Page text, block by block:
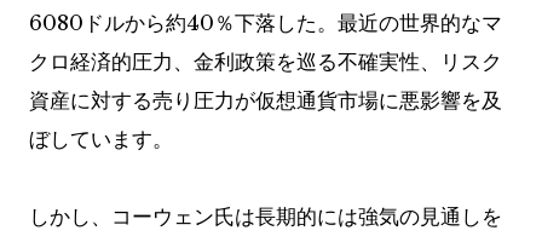
6080ドルから約40％下落した。最近の世界的なマ
クロ経済的圧力、金利政策を巡る不確実性、リスク
資産に対する売り圧力が仮想通貨市場に悪影響を及
ぼしています。
しかし、コーウェン氏は長期的には強気の見通しを